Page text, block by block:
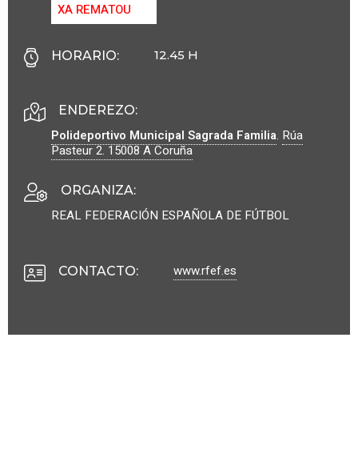
XA REMATOU
HORARIO: 12.45 H
ENDEREZO:
Polideportivo Municipal Sagrada Familia. Rúa
Pasteur 2.15008A Coruña
ORGANIZA:
REAL FEDERACIÓN ESPAÑOLA DE FÚTBOL
CONTACTO: www.rfef.es